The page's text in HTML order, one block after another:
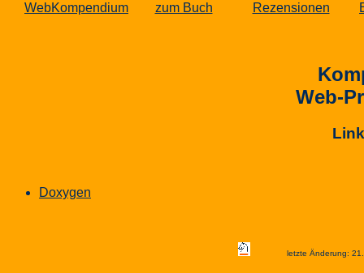
WebKompendium zum Buch Rezensionen
Web-
Doxygen
letzte Änderung: